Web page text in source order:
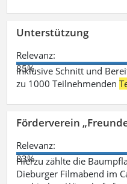
Unterstützung
Relevanz:
85%
inklusive Schnitt und
zu 1000 Teilnehmenden
Förderverein
Relevanz:
83%
Hierzu zählte die
Dieburger Filmabend im